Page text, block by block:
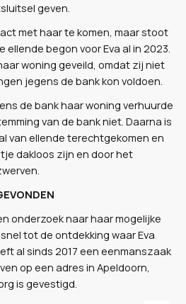
geven.
met haar te komen, maar stoot
ellende begon voor Eva al in 2023.
woning geveild, omdat zij niet
jegens de bank kon voldoen.
de bank haar woning verhuurde
van de bank niet. Daarna is
van ellende terechtgekomen en
dakloos zijn en door het
onderzoek naar haar mogelijke
tot de ontdekking waar Eva
al sinds 2017 een eenmanszaak
op een adres in Apeldoorn,
is gevestigd.